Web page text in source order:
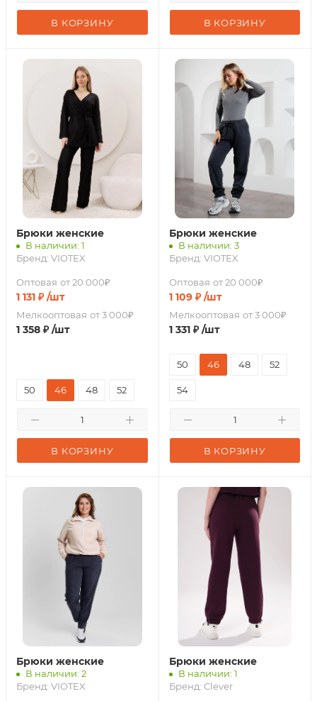
В КОРЗИНУ В КОРЗИНУ
Брюки женские
В наличии: 1
Бренд: VIOTEX
Оптовая от 20 000₽
1 131 ₽ /шт
Мелкооптовая от 3 000₽
1 358 ₽ /шт
В КОРЗИНУ
50 46 48 52
Брюки женские
В наличии: 3
Бренд: VIOTEX
Оптовая от 20 000₽
1 109₽ /шт
Мелкооптовая от 3 000₽
1 331₽ /шт
В КОРЗИНУ
50 46 48 52
54
Брюки женские
В наличии: 2
Бренд: VIOTEX
Брюки женские
В наличии: 1
Бренд: Clever